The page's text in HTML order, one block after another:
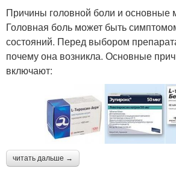
Причины головной боли и основные
Головная боль может быть
состояний. Перед выбором
почему она возникла. Основные
включают:
читать дальше →